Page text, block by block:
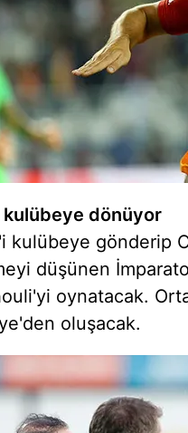
uygun olarak
kulübeye dönüyor
kulübeye gönderip
düşünen
oynatacak.
oluşacak.